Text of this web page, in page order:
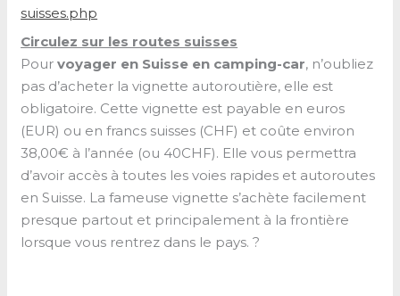
suisses.php
Circulez sur les routes suisses
Pourvoyager en Suisse en camping-car, n’oubliez
pas d’acheter la vignette autoroutière, elle est
obligatoire. Cette vignette est payable en euros
(EUR) ou en francs suisses (CHF) et coûte environ
38,00€ à l’année (ou 40CHF). Elle vous permettra
d’avoir accès à toutes les voies rapides et autoroutes
en Suisse. La fameuse vignette s’achète facilement
presque partout et principalement à la frontière
lorsque vous rentrez dans le pays. ?